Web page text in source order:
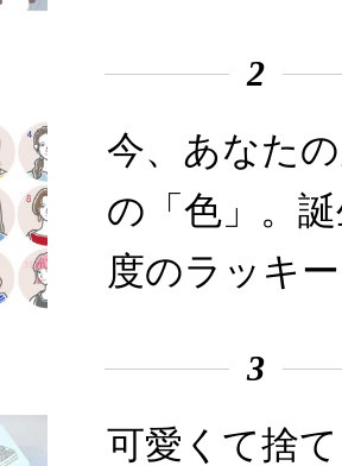
2
今、あなた
の「色」。
度のラッキ
3
可愛くて捨